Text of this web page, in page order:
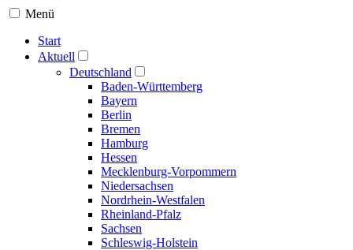
Menü
Start
Aktuell
Deutschland
Baden-Württemberg
Bayern
Berlin
Bremen
Hamburg
Hessen
Mecklenburg-Vorpommern
Niedersachsen
Nordrhein-Westfalen
Rheinland-Pfalz
Sachsen
Schleswig-Holstein